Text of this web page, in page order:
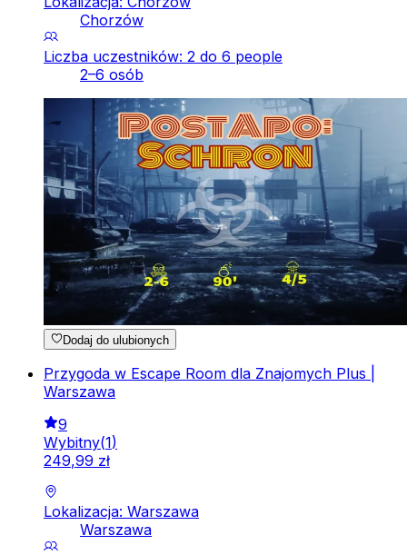
Chorzów
Liczba uczestników: 2 do 6 people
2–6 osób
Dodaj do ulubionych
Przygoda w Escape Room dla Znajomych Plus |
Warszawa
9
Wybitny(1)
249,99 zł
Lokalizacja: Warszawa
Warszawa